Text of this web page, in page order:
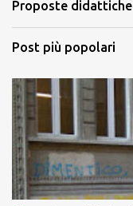
m
n
t
Proposte didattiche
Post più popolari